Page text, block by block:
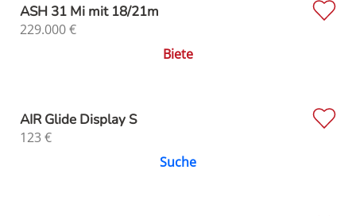
ASH 31 Mi mit 18/21m
229.000€
Biete
AIR Glide Display S
123 €
Suche